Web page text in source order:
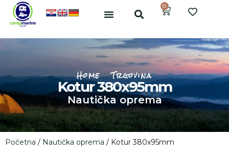
0
Home Trgovina
Kotur 380x95mm
Nautička oprema
Početna / Nautička oprema / Kotur 380x95mm